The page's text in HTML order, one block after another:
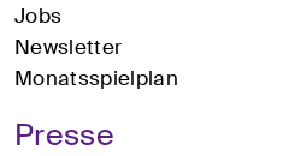
Jobs
Newsletter
Monatsspielplan
Presse